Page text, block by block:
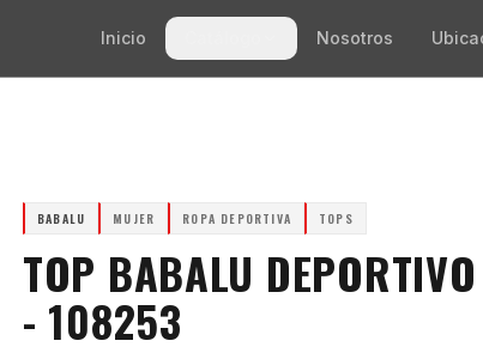
Inicio Nosotros
BABALU MUJER ROPA DEPORTIVA TOPS
TOP BABALU
- 108253